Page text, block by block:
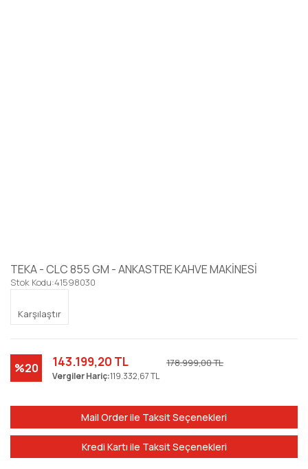
TEKA - CLC 855 GM - ANKASTRE KAHVE MAKİNESİ
Stok Kodu:41598030
Karşılaştır
%20 143.199,20 TL
Vergiler Hariç:119.332,67 TL
178.999,00 TL
Mail Order ile Taksit Seçenekleri
Kredi Kartı ile Taksit Seçenekleri